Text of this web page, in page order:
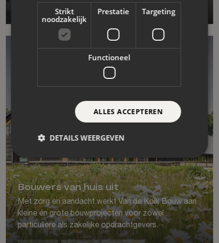
Branding Website Marketing
Bouwers van huis uit
Met zorg en aandacht werkt Van de Kolk Bouw aan
kleine én grote bouwprojecten voor zowel
particuliere als zakelijke opdrachtgevers.
Strikt
noodzakelijk
Prestatie Targeting
Functioneel
ALLES ACCEPTEREN
DETAILS WEERGEVEN